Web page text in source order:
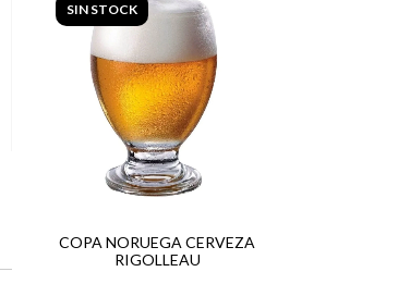
SIN STOCK
COPA NORUEGA CERVEZA
RIGOLLEAU